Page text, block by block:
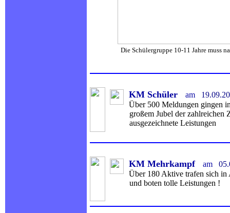
Die Schülergruppe 10-11 Jahre muss nach
KM Schüler am 19.
Über 500 Meldungen gingen
großem Jubel der zahlreichen
ausgezeichnete Leistungen
KM Mehrkampf am 05.
Über 180 Aktive trafen sich
und boten tolle Leistungen !